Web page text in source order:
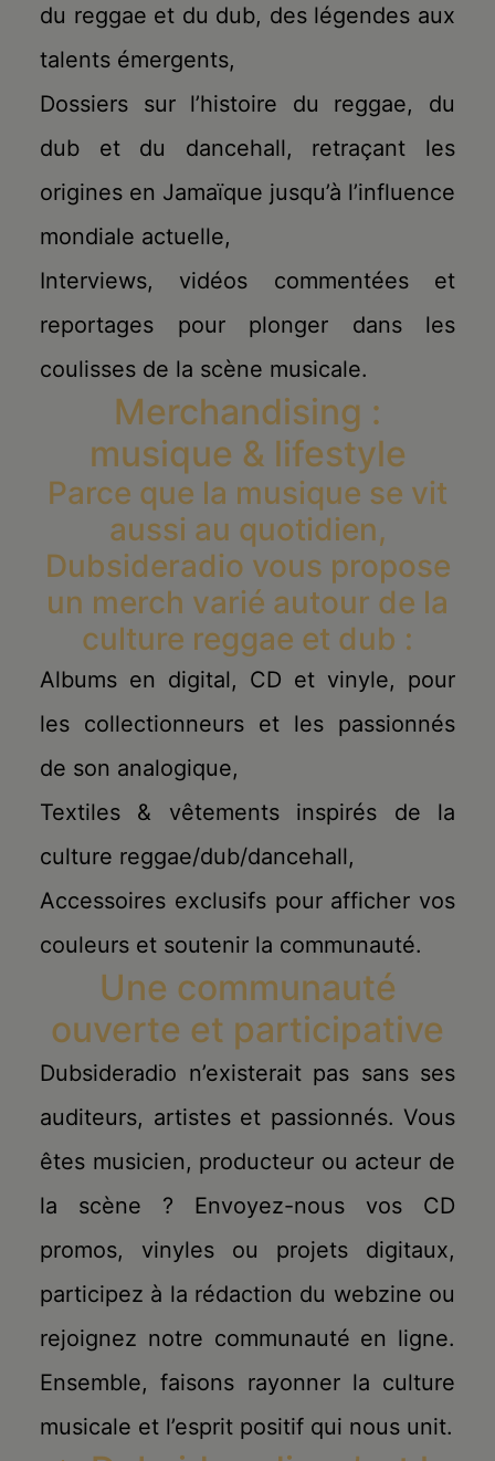
du reggae et du dub, des légendes aux
talents émergents,
Dossiers sur l’histoire du reggae, du
dub et du dancehall, retraçant les
origines en Jamaïque jusqu’à l’influence
mondiale actuelle,
Interviews, vidéos commentées et
reportages pour plonger dans les
coulisses de la scène musicale.
Merchandising :
musique & lifestyle
Parce que la musique se vit
aussi au quotidien,
Dubsideradio vous propose
un merch varié autour de la
culture reggae et dub :
Albums en digital, CD et vinyle, pour
les collectionneurs et les passionnés
de son analogique,
Textiles & vêtements inspirés de la
culture reggae/dub/dancehall,
Accessoires exclusifs pour afficher vos
couleurs et soutenir la communauté.
Une communauté
ouverte et participative
Dubsideradio n’existerait pas sans ses
auditeurs, artistes et passionnés. Vous
êtes musicien, producteur ou acteur de
la scène ? Envoyez-nous vos CD
promos, vinyles ou projets digitaux,
participez à la rédaction du webzine ou
rejoignez notre communauté en ligne.
Ensemble, faisons rayonner la culture
musicale et l’esprit positif qui nous unit.